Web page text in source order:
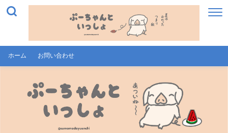
ホーム お問い合わせ